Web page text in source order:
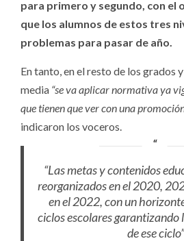
para primero y segundo, con el
que los alumnos de estos tres
problemas para pasar de año.
En tanto, en el resto de los grados
media “se va aplicar normativa ya
que tienen que ver con una
indicaron los voceros.
“Las metas y contenidos
reorganizados en el 2020,
en el 2022, con un
ciclos escolares
de ese